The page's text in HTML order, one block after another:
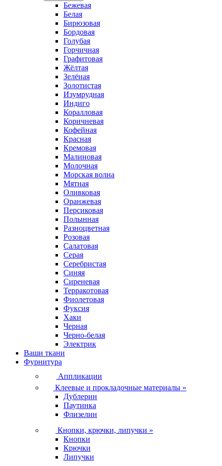
Бежевая
Белая
Бирюзовая
Бордовая
Голубая
Горчичная
Графитовая
Жёлтая
Зелёная
Золотистая
Изумрудная
Индиго
Коралловая
Коричневая
Кофейная
Красная
Кремовая
Малиновая
Молочная
Морская волна
Мятная
Оливковая
Оранжевая
Персиковая
Полынная
Разноцветная
Розовая
Салатовая
Серая
Серебристая
Синяя
Сиреневая
Терракотовая
Фиолетовая
Фуксия
Хаки
Черная
Черно-белая
Электрик
Ваши ткани
Фурнитура
Аппликации
Клеевые и прокладочные материалы »
Дублерин
Паутинка
Флизелин
Кнопки, крючки, липучки »
Кнопки
Крючки
Липучки